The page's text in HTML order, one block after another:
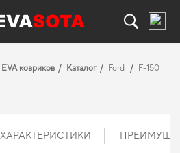
ковриков Каталог Ford
F-150
ХАРАКТЕРИСТИКИ